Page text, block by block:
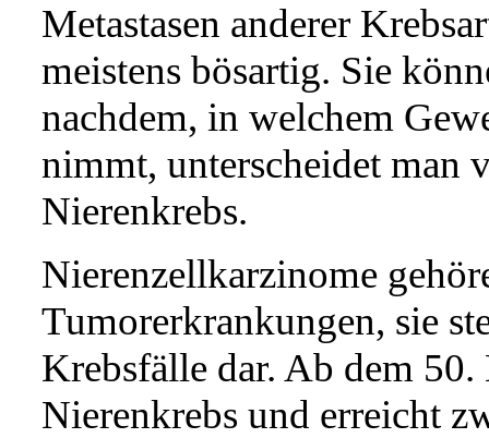
Metastasen anderer
meistens bösartig. Sie
nachdem, in welchem
nimmt, unterscheidet man
Nierenkrebs.
Nierenzellkarzinome
Tumorerkrankungen, sie
Krebsfälle dar. Ab dem
Nierenkrebs und erreicht